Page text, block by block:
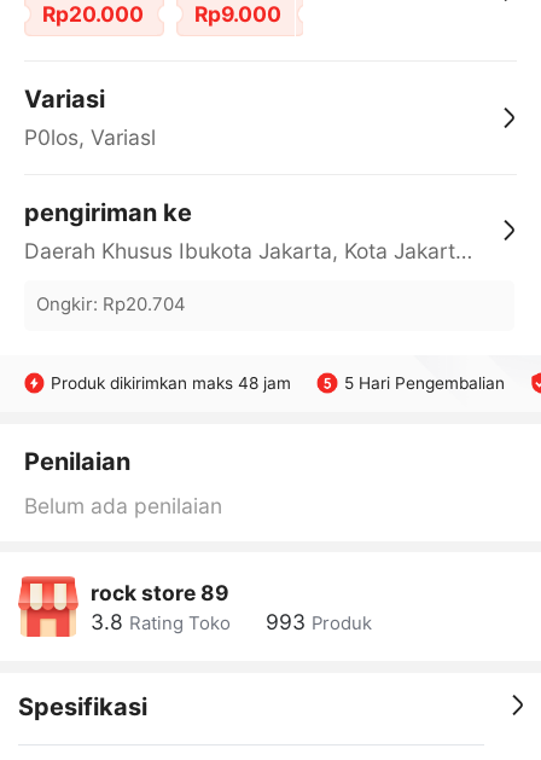
Rp20.000 Rp9.000
Variasi
P0los, Variasl
pengiriman ke
Daerah Khusus Ibukota Jakarta, Kota Jakarta Barat, Cengkareng, yy
Ongkir: Rp20.704
Produk dikirimkan maks 48 jam 5 Hari Pengembalian
Penilaian
Belum ada penilaian
rock store 89
3.8 Rating Toko 993 Produk
Spesifikasi